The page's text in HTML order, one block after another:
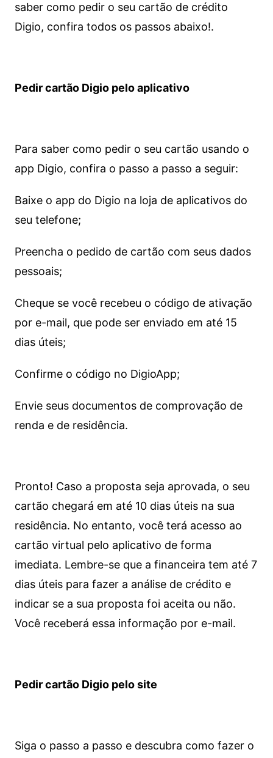
saber como pedir o seu cartão de crédito
Digio, confira todos os passos abaixo!.
Pedir cartão Digio pelo aplicativo
Para saber como pedir o seu cartão usando o
app Digio, confira o passo a passo a seguir:
Baixe o app do Digio na loja de aplicativos do
seu telefone;
Preencha o pedido de cartão com seus dados
pessoais;
Cheque se você recebeu o código de ativação
por e-mail, que pode ser enviado em até 15
dias úteis;
Confirme o código no DigioApp;
Envie seus documentos de comprovação de
renda e de residência.
Pronto! Caso a proposta seja aprovada, o seu
cartão chegará em até 10 dias úteis na sua
residência. No entanto, você terá acesso ao
cartão virtual pelo aplicativo de forma
imediata. Lembre-se que a financeira tem até 7
dias úteis para fazer a análise de crédito e
indicar se a sua proposta foi aceita ou não.
Você receberá essa informação por e-mail.
Pedir cartão Digio pelo site
Siga o passo a passo e descubra como fazer o